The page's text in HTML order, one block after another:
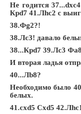
Не годится
Крd7 41.Лhc2 с
38.Фg2?!
38.Лc3! давало
38...Крd7 39.Лc3
И вторая ладья
40...Лb8?
Необходимо было
белых.
41.cxd5 Сxd5 42.Лhc1